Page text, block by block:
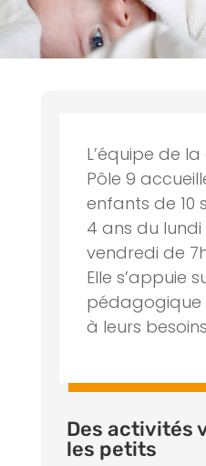
L’équipe de
Pôle 9
enfants de 10
4 ans du lundi
vendredi de
Elle s’appuie
à leurs
Des activités
les petits